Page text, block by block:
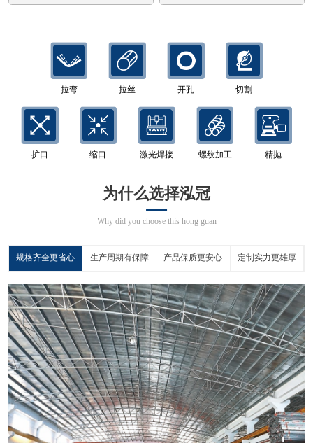
拉弯 拉丝 开孔 切割
扩口 缩口 激光焊接 螺纹加工 精抛
为什么选择泓冠
Why did you choose this hong guan
规格齐全更省心 生产周期有保障 产品保质更安心 定制实力更雄厚